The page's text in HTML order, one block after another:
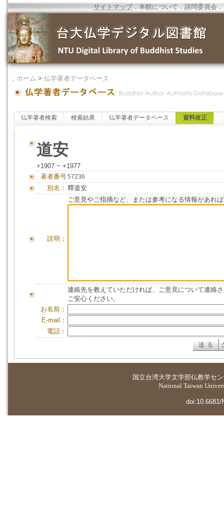
サイトマップ．本館について ．諮問委員会 ．
． ホーム > 仏学著者データベース
仏学著者検索 検索結果 仏学著者データベース 資料改正
道安
+1907 ~ +1977
著者番号57236
別名： 釋道安
説明：
ご意見やご指摘など、または参考になる情報があれ
連絡先を教えていただければ、ご意見について連絡
ご安心ください。
お名前：
E-mail：
電話：
国立台湾大学文学部仏教学セ
National Taiwan
doi:10.6681/